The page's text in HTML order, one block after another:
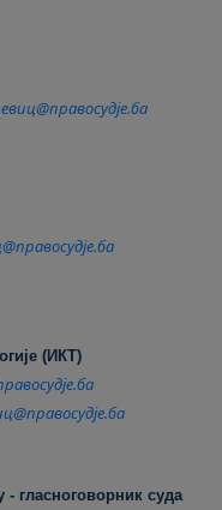
(ИКТ)
гласноговорник суда